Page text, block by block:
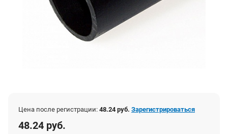
Цена после регистрации: 48.24 руб. Зарегистрироваться
48.24 руб.